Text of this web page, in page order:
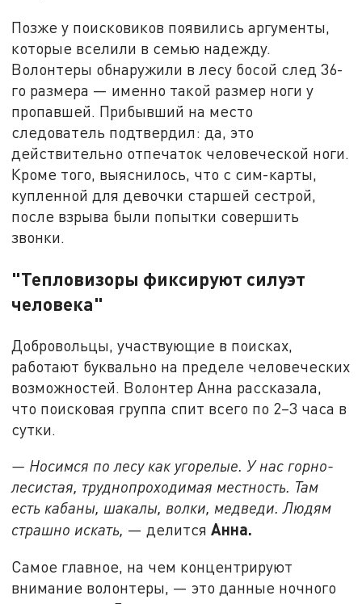
Позже у поисковиков появились аргументы,
которые вселили в семью надежду.
Волонтеры обнаружили в лесу босой след 36-
го размера — именно такой размер ноги у
пропавшей. Прибывший на место
следователь подтвердил: да, это
действительно отпечаток человеческой ноги.
Кроме того, выяснилось, что с сим-карты,
купленной для девочки старшей сестрой,
после взрыва были попытки совершить
звонки.
"Тепловизоры фиксируют силуэт
человека"
Добровольцы, участвующие в поисках,
работают буквально на пределе человеческих
возможностей. Волонтер Анна рассказала,
что поисковая группа спит всего по 2–3 часа в
сутки.
— Носимся по лесу как угорелые. У нас горно-
лесистая, труднопроходимая местность. Там
есть кабаны, шакалы, волки, медведи. Людям
страшно искать, — делитсяАнна.
Самое главное, на чем концентрируют
внимание волонтеры, — это данные ночного